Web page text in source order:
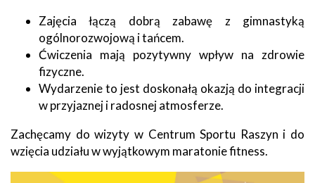
Zajęcia łączą dobrą zabawę z gimnastyką
ogólnorozwojową i tańcem.
Ćwiczenia mają pozytywny wpływ na zdrowie
fizyczne.
Wydarzenie to jest doskonałą okazją do integracji
w przyjaznej i radosnej atmosferze.
Zachęcamy do wizyty w Centrum Sportu Raszyn i do
wzięcia udziału w wyjątkowym maratonie fitness.